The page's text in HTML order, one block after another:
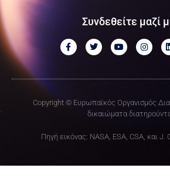
Συνδεθείτε μαζί
Copyright © Ευρωπαϊκός Οργανισμός
δικαιώματα
Πηγή εικόνας: NASA, ESA, CSA, και